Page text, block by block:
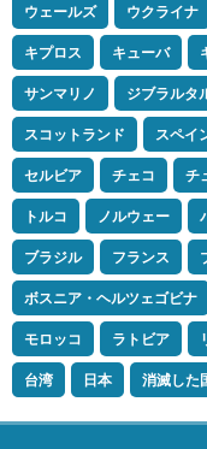
ウェールズ
ウクライナ
キプロス
キューバ
サンマリノ
ジブラルタ
スコットランド
スペイ
セルビア
チェコ チ
トルコ
ノルウェー
ブラジル
フランス
ボスニア・ヘルツェゴビナ
モロッコ
ラトビア
台湾
日本 消滅した